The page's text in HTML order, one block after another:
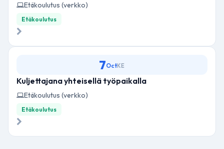
Etäkoulutus (verkko)
Etäkoulutus
7OctKE
Kuljettajana yhteisellä työpaikalla
Etäkoulutus (verkko)
Etäkoulutus